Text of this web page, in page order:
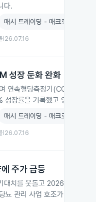
다.
매시 트레이딩 - 매크로, 시황으
26.07.16
성장 둔화 완화
연속혈당측정기(CGM) 사업
장률을 기록했고 영양 부문
매시 트레이딩 - 매크로, 시황으
26.07.16
주가 급등
대치를 웃돌고 2026년 연간
뇨 관리 사업 호조가 배경으로